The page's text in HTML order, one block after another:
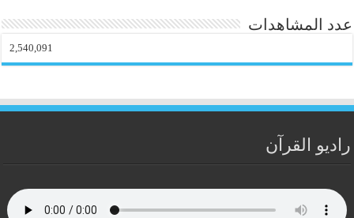
عدد المشاهدات
2,540,091
راديو القرآن